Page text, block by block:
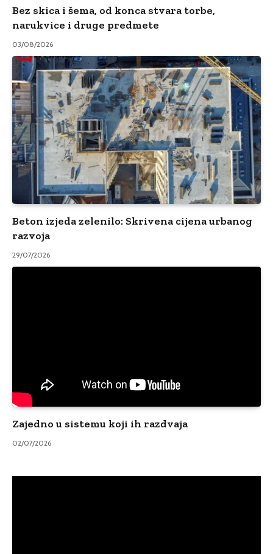
Bez skica i šema, od konca stvara torbe,
narukvice i druge predmete
03/08/2026
Beton izjeda zelenilo: Skrivena cijena urbanog
razvoja
29/07/2026
Zajedno u sistemu koji ih razdvaja
02/07/2026